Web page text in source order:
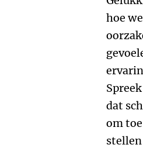
hoe
dat
om